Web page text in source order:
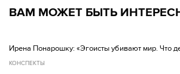
ВАМ МОЖЕТ БЫТЬ
Ирена Понарошку: «Эгоисты убивают мир. Что
КОНСПЕКТЫ